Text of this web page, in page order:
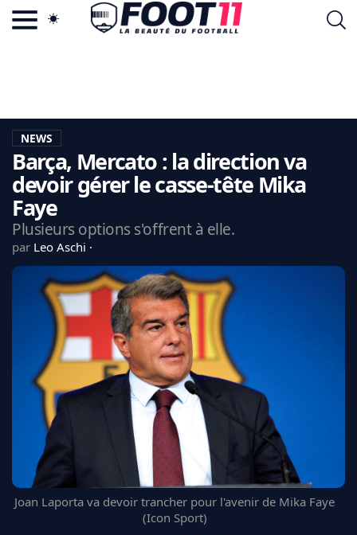
LA CHARTE
VIE PRIVÉE
CGU
CONTACTEZ-NOUS
CDM 2026
EDF
LIGUE 1
REAL MADRID
FC BARCELONE
MANCHESTER UNITED
CHELSEA
ARSENAL
BAYERN
L'AVIS DE LA RÉDAC'
NEWS
Barça, Mercato : la direction va
devoir gérer le casse-tête Mika
Faye
Plusieurs options s'offrent à elle.
par Leo Aschi
Joan Laporta va devoir trancher pour l'avenir de Mika Faye
(Icon Sport)